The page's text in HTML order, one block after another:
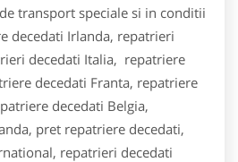
transport speciale si in conditii
decedati Irlanda, repatrieri
decedati Italia, repatriere
decedati Franta, repatriere
decedati Belgia,
pret repatriere decedati,
repatrieri decedati